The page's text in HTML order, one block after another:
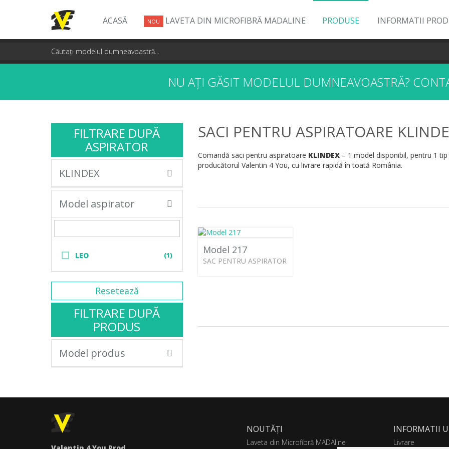
ACASĂ NOU LAVETA DIN MICROFIBRĂ MADALINE PRODUSE INFORMATII
NU AȚI GĂSIT MODELUL DUMNEAVOASTRĂ?
FILTRARE DUPĂ
ASPIRATOR
KLINDEX
Model aspirator
LEO (1)
Resetează
FILTRARE DUPĂ
PRODUS
Model produs
SACI PENTRU ASPIRATOARE
Comandă saci pentru aspiratoare KLINDEX– 1 model disponibil, pentru 1
producătorul Valentin 4 You, cu livrare rapidă în toată România.
Model 217
SAC PENTRU ASPIRATOR
NOUTĂȚI
Laveta din Microfibră MADAline
INFORMATII
Livrare